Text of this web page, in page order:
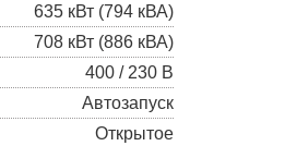
635 кВт (794 кВА)
708 кВт (886 кВА)
400 / 230 В
Автозапуск
Открытое